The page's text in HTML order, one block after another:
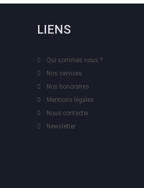
LIENS
Qui sommes nous ?
Nos services
Nos honoraires
Mentions légales
Nous contacter
Newsletter